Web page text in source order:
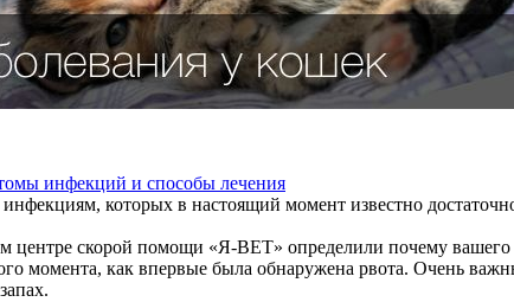
инфекций и способы лечения
которых в настоящий момент известно
центре скорой помощи «Я-ВЕТ» определили почему
момента, как впервые была обнаружена рвота. Очень